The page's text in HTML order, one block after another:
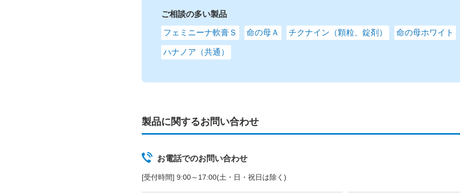
ご相談の多い製品
フェミニーナ軟膏Ｓ 命の母Ａ チクナイン（顆粒、錠剤） 命の母ホワイト
ハナノア（共通）
製品に関するお問い合わせ
お電話でのお問い合わせ
[受付時間] 9:00～17:00(土・日・祝日は除く)